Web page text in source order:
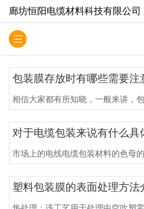
廊坊恒阳电缆材料科技有限公司
包装膜存放时有哪些需要注
相信大家都有所知晓，一般来讲，
对于电缆包装来说有什么具
市场上的电线电缆包装材料的色母
塑料包装膜的表面处理方法